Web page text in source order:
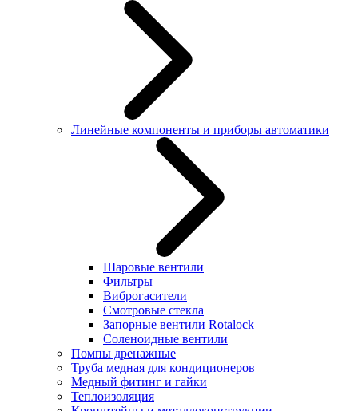
Линейные компоненты и приборы автоматики
Шаровые вентили
Фильтры
Виброгасители
Смотровые стекла
Запорные вентили Rotalock
Соленоидные вентили
Помпы дренажные
Труба медная для кондиционеров
Медный фитинг и гайки
Теплоизоляция